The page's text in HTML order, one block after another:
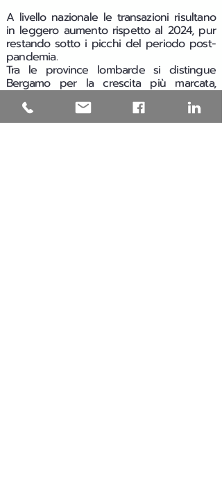
A livello nazionale le transazioni risultano
in leggero aumento rispetto al 2024, pur
restando sotto i picchi del periodo post-
pandemia.
Tra le province lombarde si distingue
Bergamo per la crescita più marcata,
Mantova e Monza Brianza. In flessione
moderata risultano invece Lecco, Sondrio,